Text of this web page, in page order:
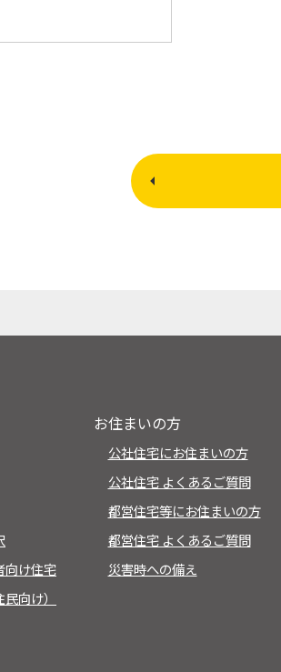
向け住宅
向け）
お住まいの方
公社住宅にお住まいの方
公社住宅 よくあるご質問
都営住宅等にお住まいの方
都営住宅 よくあるご質問
災害時への備え